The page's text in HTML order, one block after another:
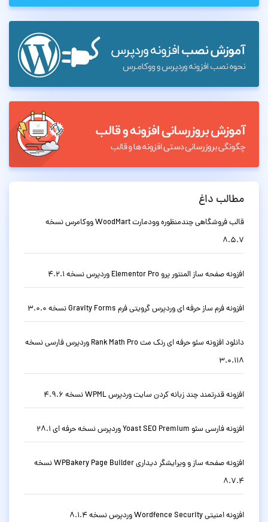
مطالب داغ
قالب فروشگاهی چندمنظوره وودمارت WoodMart ووکامرس نسخه
8.5.7
افزونه صفحه ساز المنتور پرو Elementor Pro وردپرس نسخه 4.2.1
افزونه فرم ساز حرفه ای وردپرس گرویتی فرم Gravity Forms نسخه 3.0.0
دانلود افزونه سئو حرفه ای رنک مث Rank Math Pro وردپرس فارسی نسخه
3.0.118
افزونه قدرتمند چند زبانه کردن سایت وردپرس WPML نسخه 4.9.6
افزونه فارسی سئو Yoast SEO Premium وردپرس نسخه حرفه ای 28.1
افزونه صفحه ساز و ویرایشگر دیداری WPBakery Page Builder نسخه
8.7.4
افزونه امنیتی Wordfence Security وردپرس نسخه 8.1.4